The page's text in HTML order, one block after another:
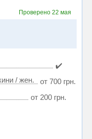
Проверено 22 мая
✔️
/ жен.
от 700 грн.
от 200 грн.